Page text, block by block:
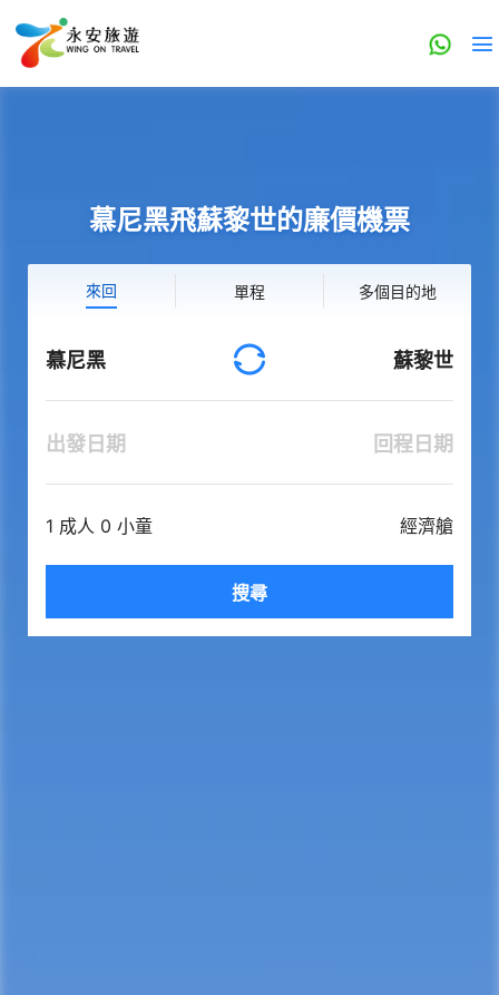
慕尼黑飛蘇黎世的廉價機票
來回 單程 多個目的地
慕尼黑 蘇黎世
出發日期 回程日期
1 成人 0 小童 經濟艙
搜尋